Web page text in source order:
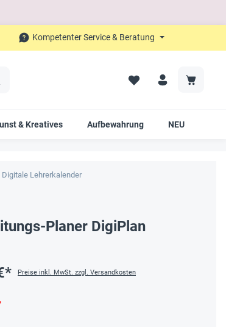
Kompetenter Service & Beratung
& Kreatives Aufbewahrung NEU
Digitale Lehrerkalender
Planer DigiPlan
Preise inkl. MwSt. zzgl. Versandkosten